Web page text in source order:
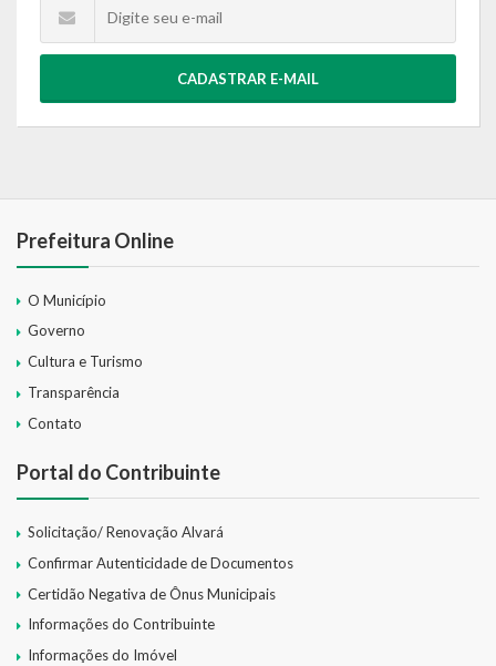
CADASTRAR E-MAIL
Prefeitura Online
O Município
Governo
Cultura e Turismo
Transparência
Contato
Portal do Contribuinte
Solicitação/ Renovação Alvará
Confirmar Autenticidade de Documentos
Certidão Negativa de Ônus Municipais
Informações do Contribuinte
Informações do Imóvel